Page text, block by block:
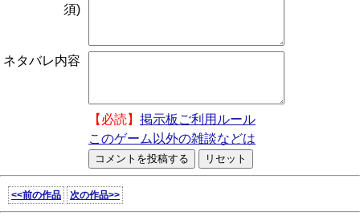
須)
ネタバレ内容
【必読】 掲示板ご利用ルール
このゲーム以外の雑談などは
<<前の作品 次の作品>>